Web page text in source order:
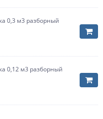
0,3 м3 разборный
0,12 м3 разборный